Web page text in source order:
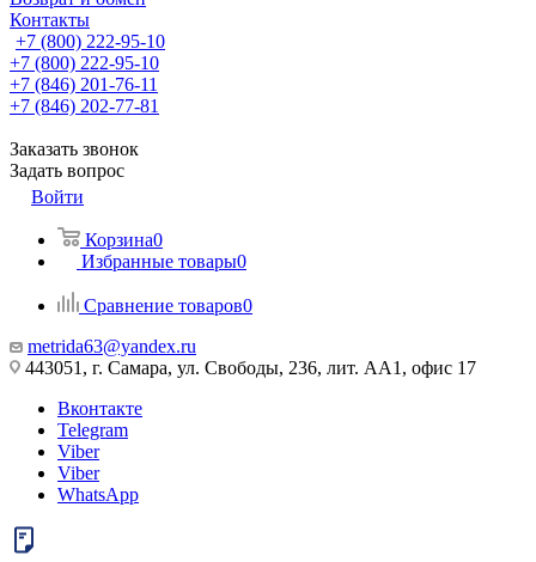
Контакты
+7 (800) 222-95-10
+7 (800) 222-95-10
+7 (846) 201-76-11
+7 (846) 202-77-81
Заказать звонок
Задать вопрос
Войти
Корзина0
Избранные товары0
Сравнение товаров0
metrida63@yandex.ru
443051, г. Самара, ул. Свободы, 236, лит. АА1, офис 17
Вконтакте
Telegram
Viber
Viber
WhatsApp